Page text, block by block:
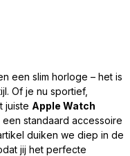
een slim horloge – het is
Of je nu sportief,
juiste Apple Watch
standaard accessoire
duiken we diep in de
jij het perfecte